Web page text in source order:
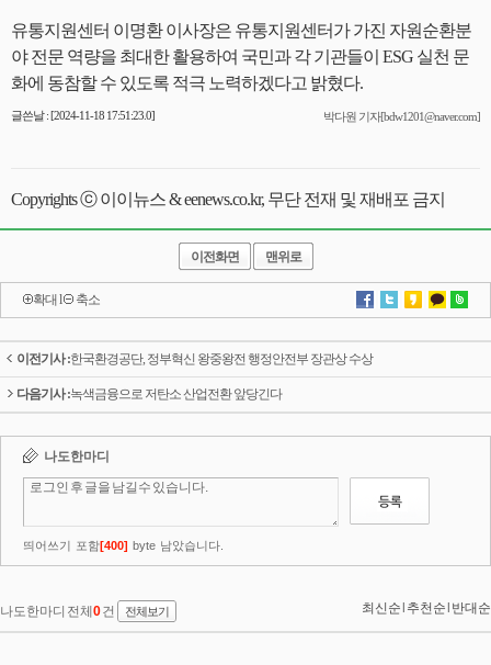
유통지원센터 이명환 이사장은 유통지원센터가 가진 자원순환분
야 전문 역량을 최대한 활용하여 국민과 각 기관들이 ESG 실천 문
화에 동참할 수 있도록 적극 노력하겠다고 밝혔다.
글쓴날 : [2024-11-18 17:51:23.0] 박다원 기자[bdw1201@naver.com]
Copyrights ⓒ 이이뉴스 & eenews.co.kr, 무단 전재 및 재배포 금지
이전화면 맨위로
확대 l 축소
이전기사 :한국환경공단, 정부혁신 왕중왕전 행정안전부 장관상 수상
다음기사 :녹색금융으로 저탄소 산업전환 앞당긴다